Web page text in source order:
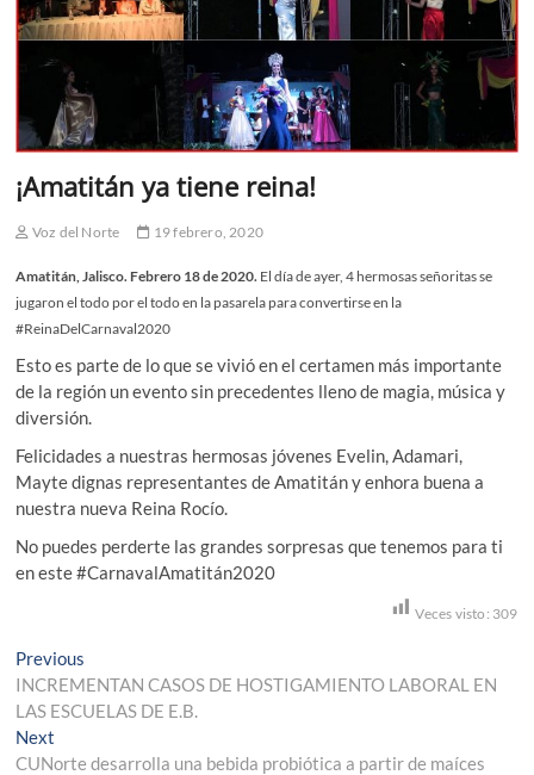
¡Amatitán ya tiene reina!
Voz del Norte 19 febrero, 2020
Amatitán, Jalisco. Febrero 18 de 2020. El día de ayer, 4 hermosas señoritas se
jugaron el todo por el todo en la pasarela para convertirse en la
#ReinaDelCarnaval2020
Esto es parte de lo que se vivió en el certamen más importante
de la región un evento sin precedentes lleno de magia, música y
diversión.
Felicidades a nuestras hermosas jóvenes Evelin, Adamari,
Mayte dignas representantes de Amatitán y enhora buena a
nuestra nueva Reina Rocío.
No puedes perderte las grandes sorpresas que tenemos para ti
en este #CarnavalAmatitán2020
Veces visto: 309
Navegación
de
entradas
Previous
post:
INCREMENTAN CASOS DE HOSTIGAMIENTO LABORAL EN
LAS ESCUELAS DE E.B.
Next
post:
CUNorte desarrolla una bebida probiótica a partir de maíces